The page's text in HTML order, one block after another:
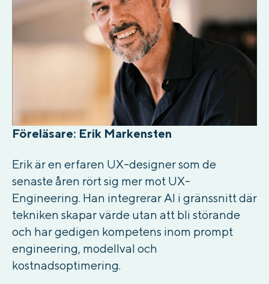
Föreläsare: Erik Markensten
Erik är en erfaren UX-designer som de
senaste åren rört sig mer mot UX-
Engineering. Han integrerar AI i gränssnitt där
tekniken skapar värde utan att bli störande
och har gedigen kompetens inom prompt
engineering, modellval och
kostnadsoptimering.